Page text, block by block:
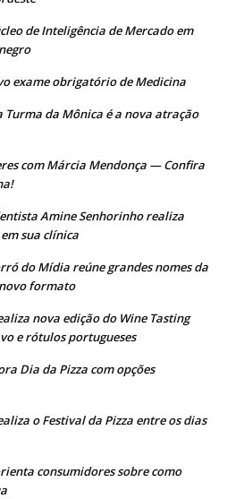
de Inteligência de Mercado em
exame obrigatório de Medicina
Turma da Mônica é a nova atração
com Márcia Mendonça — Confira
Amine Senhorinho realiza
sua clínica
do Mídia reúne grandes nomes da
formato
nova edição do Wine Tasting
e rótulos portugueses
Dia da Pizza com opções
o Festival da Pizza entre os dias
consumidores sobre como